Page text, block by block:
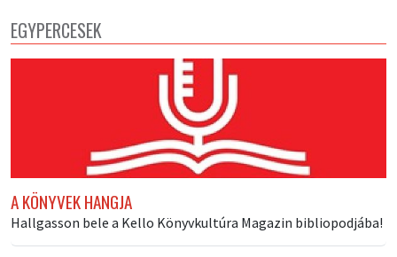
EGYPERCESEK
A KÖNYVEK HANGJA
Hallgasson bele a Kello Könyvkultúra Magazin bibliopodjába!